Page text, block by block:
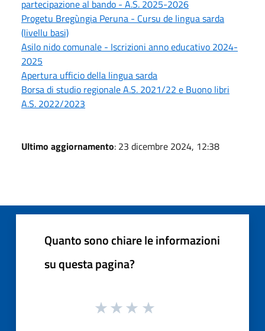
partecipazione al bando - A.S. 2025-2026
Progetu Bregùngia Peruna - Cursu de lingua sarda
(livellu basi)
Asilo nido comunale - Iscrizioni anno educativo 2024-
2025
Apertura ufficio della lingua sarda
Borsa di studio regionale A.S. 2021/22 e Buono libri
A.S. 2022/2023
Ultimo aggiornamento: 23 dicembre 2024, 12:38
Quanto sono chiare le informazioni
su questa pagina?